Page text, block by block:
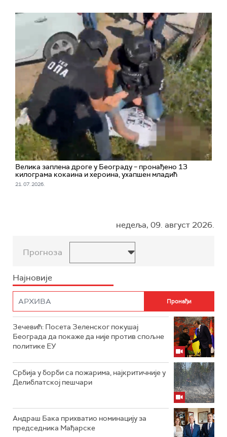
Велика заплена дроге у Београду – пронађено 13
килограма кокаина и хероина, ухапшен младић
21. 07. 2026.
недеља, 09. август 2026.
Прогноза
Најновије
Зечевић: Посета Зеленског покушај
Београда да покаже да није против спољне
политике ЕУ
Србија у борби са пожарима, најкритичније у
Делиблатској пешчари
Андраш Бака прихватио номинацију за
председника Мађарске